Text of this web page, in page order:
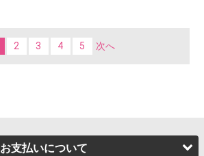
2 3 4 5 次へ
お支払いについて